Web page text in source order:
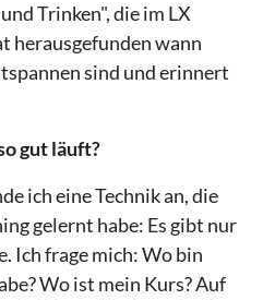
Trinken", die im LX
herausgefunden wann
sind und erinnert
gut läuft?
ich eine Technik an, die
gelernt habe: Es gibt nur
Ich frage mich: Wo bin
Wo ist mein Kurs? Auf